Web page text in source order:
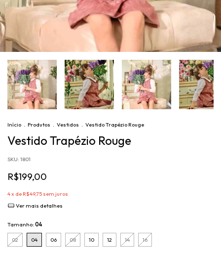
Início . Produtos . Vestidos . Vestido Trapézio Rouge
Vestido Trapézio Rouge
SKU: 1801
R$199,00
4x de R$49,75 sem juros
Ver mais detalhes
Tamanho: 04
02 04 06 08 10 12 14 16